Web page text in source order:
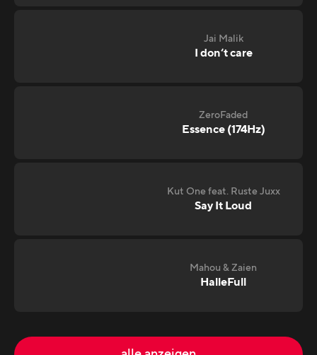
Jai Malik
I don‘t care
ZeroFaded
Essence (174Hz)
Kut One feat. Ruste Juxx
Say It Loud
Mahou & Zaien
HalleFull